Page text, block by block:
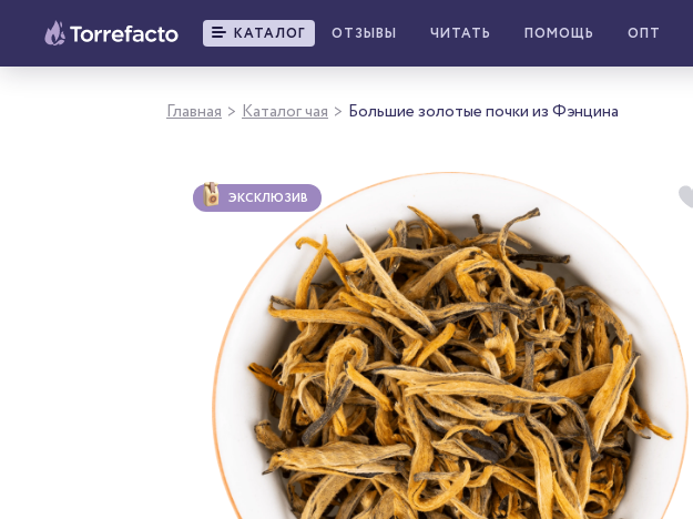
КАТАЛОГ ОТЗЫВЫ ЧИТАТЬ ПОМОЩЬ ОПТ
Главная > Каталог чая > Большие золотые почки из Фэнцина
ЭКСКЛЮЗИВ